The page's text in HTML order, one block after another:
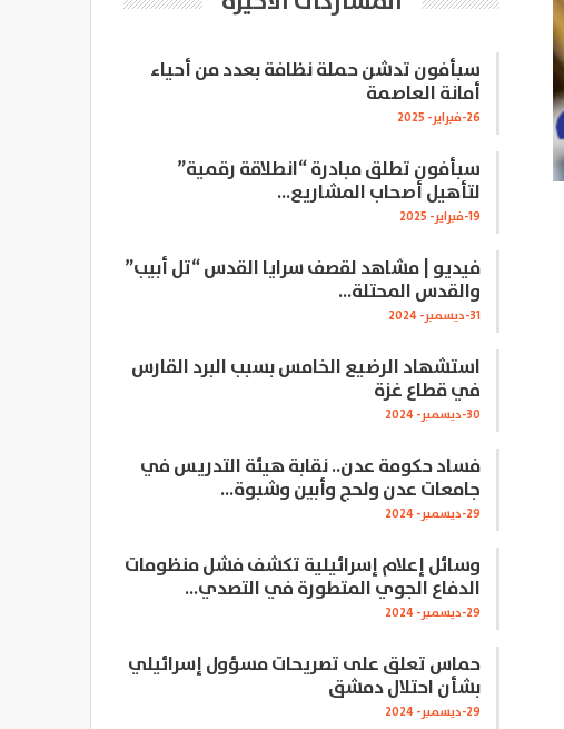
سبأفون تدشن حملة نظافة بعدد من أحياء
أمانة العاصمة
26-فبراير- 2025
سبأفون تطلق مبادرة “انطلاقة رقمية”
لتأهيل أصحاب المشاريع…
19-فبراير- 2025
فيديو | مشاهد لقصف سرايا القدس “تل أبيب”
والقدس المحتلة…
31-ديسمبر- 2024
استشهاد الرضيع الخامس بسبب البرد القارس
في قطاع غزة
30-ديسمبر- 2024
فساد حكومة عدن.. نقابة هيئة التدريس في
جامعات عدن ولحج وأبين وشبوة…
29-ديسمبر- 2024
وسائل إعلام إسرائيلية تكشف فشل منظومات
الدفاع الجوي المتطورة في التصدي…
29-ديسمبر- 2024
حماس تعلق على تصريحات مسؤول إسرائيلي
بشأن احتلال دمشق
29-ديسمبر- 2024